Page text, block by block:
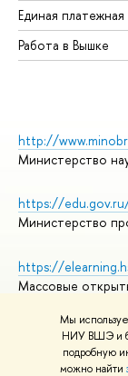
Мы
НИУ ВШЭ и
подробную
можно найти
Единая платежная
Работа в Вышке
http://
Министерство
https://
Министерство
https://
Массовые
© НИУ ВШЭ